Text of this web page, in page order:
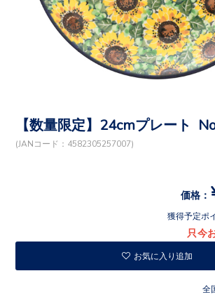
【数量限定】24cmプレート
(JANコード：4582305257007)
価格：
獲得予定ポ
只今
お気に入り追加
全